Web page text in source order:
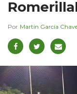
Martín García